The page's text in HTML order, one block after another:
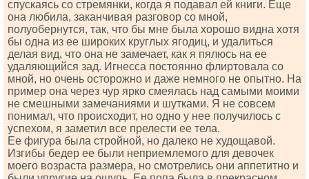
спускаясь со стремянки, когда я подавал ей книги. Еще
она любила, заканчивая разговор со мной,
полуобернутся, так, что бы мне была хорошо видна хотя
бы одна из ее широких круглых ягодиц, и удалиться
делая вид, что она не замечает, как я пялюсь на ее
удаляющийся зад. Игнесса постоянно флиртовала со
мной, но очень осторожно и даже немного не опытно. На
пример она через чур ярко смеялась над самыми моими
не смешными замечаниями и шутками. Я не совсем
понимал, что происходит, но одно у нее получилось с
успехом, я заметил все прелести ее тела.
Ее фигура была стройной, но далеко не худощавой.
Изгибы бедер ее были неприемлемого для девочек
моего возраста размера, но смотрелись они аппетитно и